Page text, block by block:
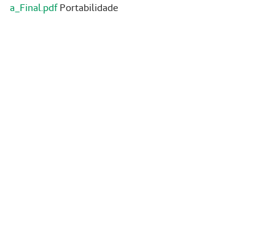
a_Final.pdfPortabilidade